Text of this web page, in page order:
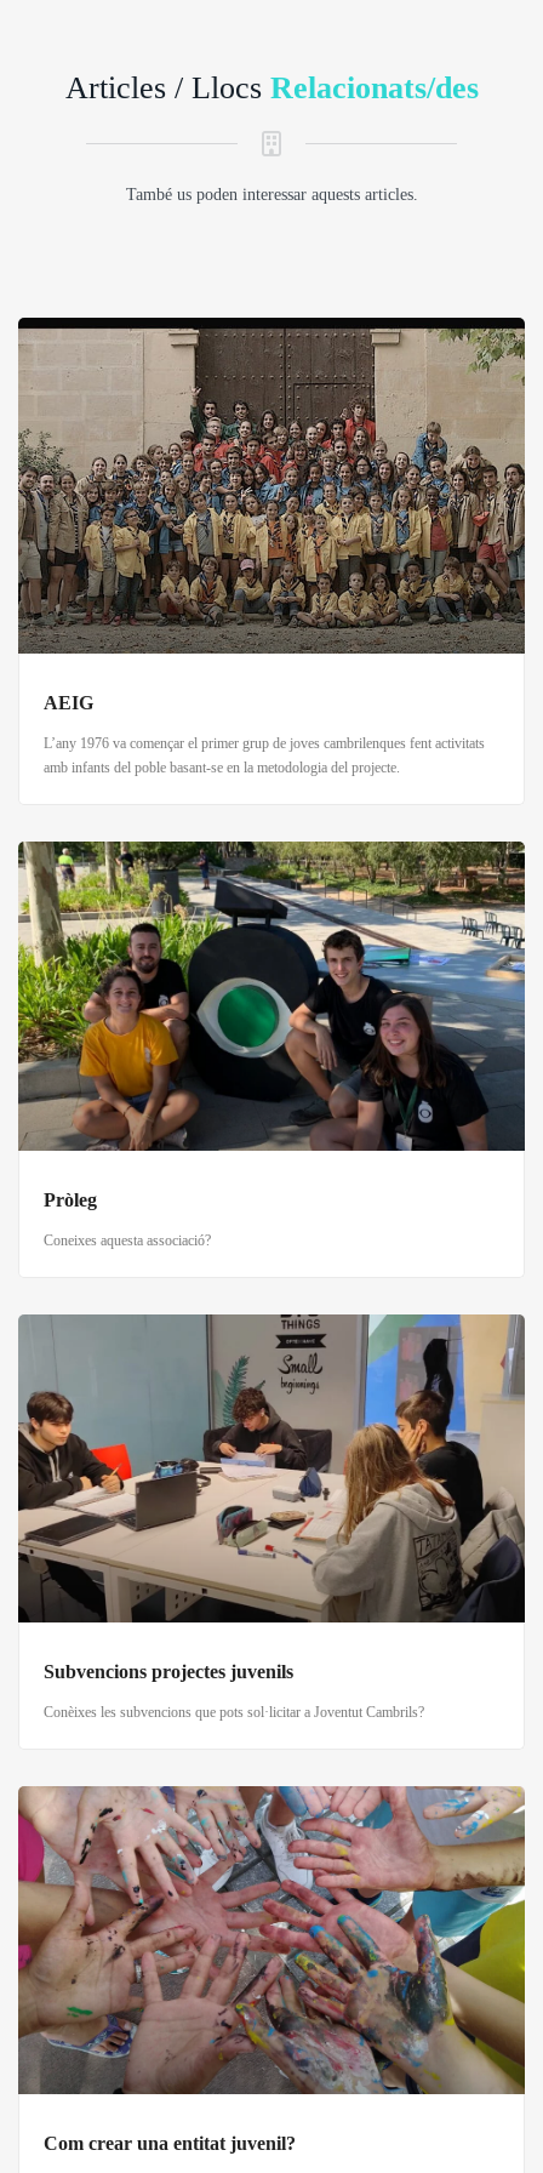
Articles / Llocs Relacionats/des
També us poden interessar aquests articles.
AEIG
L’any 1976 va començar el primer grup de joves cambrilenques fent activitats
amb infants del poble basant-se en la metodologia del projecte.
Pròleg
Coneixes aquesta associació?
Subvencions projectes juvenils
Conèixes les subvencions que pots sol·licitar a Joventut Cambrils?
Com crear una entitat juvenil?